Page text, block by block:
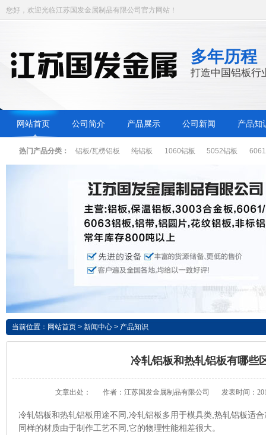
您好，欢迎光临江苏国发金属制品有限公司官方网站！
多年历程
打造中国铝板行
网站首页 公司简介 产品展示 公司新闻 产品知
热门产品分类： 铝板/瓦楞铝板 纯铝板 1060铝板 5052铝板
当前位置： 网站首页 > 新闻中心 > 产品知识
冷轧铝板和热轧铝板有哪些
文章出处： 作者：江苏国发金属制品有限公司 发表时间：
冷轧铝板和热轧铝板用途不同,冷轧铝板多用于模具类,热轧铝板适
同样的材质由于制作工艺不同,它的物理性能相差很大。